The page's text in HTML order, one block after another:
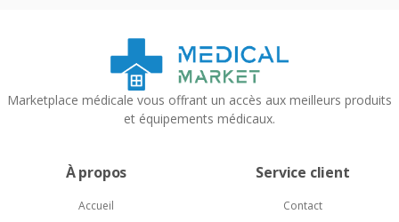
Marketplace médicale vous offrant un accès aux meilleurs produits
et équipements médicaux.
À propos
Accueil
Service client
Contact